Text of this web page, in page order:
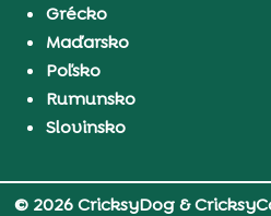
Grécko
Maďarsko
Poľsko
Rumunsko
Slovinsko
© 2026 CricksyDog &